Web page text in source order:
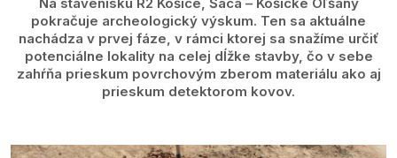
pokračuje archeologický výskum. Ten sa aktuálne
nachádza v prvej fáze, v rámci ktorej sa snažíme určiť
potenciálne lokality na celej dĺžke stavby, čo v sebe
zahŕňa prieskum povrchovým zberom materiálu ako aj
prieskum detektorom kovov.